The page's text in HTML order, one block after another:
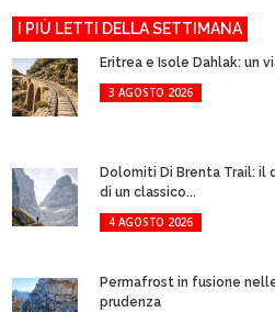
I PIÙ LETTI DELLA SETTIMANA
Eritrea e Isole Dahlak: un
3 AGOSTO 2026
Dolomiti Di Brenta Trail: il
di un classico...
4 AGOSTO 2026
Permafrost in fusione
prudenza